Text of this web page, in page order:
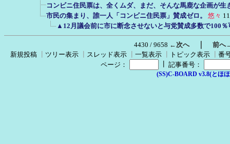
コンビニ住民票は、全くムダ、まだ、そんな馬鹿な企画が生
市民の集まり、誰一人「コンビニ住民票」賛成ゼロ。
悠々
▲12月議会前に市に断念させないと与党賛成多数で100
4430 / 9658 ←次へ｜ 前へ
新規投稿
ツリー表示 スレッド表示 一覧表示 トピック表示
番
ページ：
記事番号：
(SS)C-BOARD v3.8(とほ